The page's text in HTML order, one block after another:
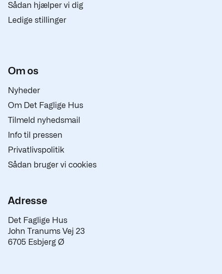
Sådan hjælper vi dig
Ledige stillinger
Om os
Nyheder
Om Det Faglige Hus
Tilmeld nyhedsmail
Info til pressen
Privatlivspolitik
Sådan bruger vi cookies
Adresse
Det Faglige Hus
John Tranums Vej 23
6705 Esbjerg Ø